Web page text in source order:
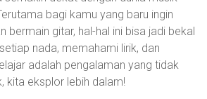
bagi kamu yang baru ingin
bermain gitar, hal-hal ini bisa jadi bekal
nada, memahami lirik, dan
adalah pengalaman yang tidak
kita eksplor lebih dalam!